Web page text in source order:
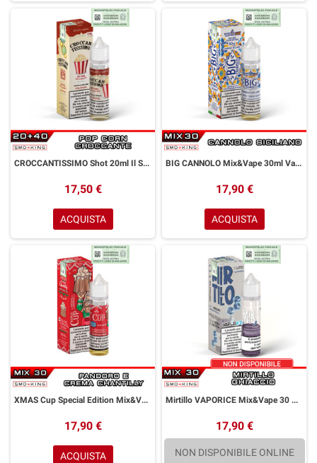
CROCCANTISSIMO Shot 20ml Il Santone ENJOYSVAPO Pop Corn Burro
17,50 €
ACQUISTA
BIG CANNOLO Mix&Vape 30ml Vaporart Cannolo Siciliano
17,90 €
ACQUISTA
XMAS Cup Special Edition Mix&Vape 30 ml Vaporart Pandoro Crema chantilly
17,90 €
ACQUISTA
Mirtillo VAPORICE Mix&Vape 30 ml Vaporart Mirtillo Ice
17,90 €
NON DISPONIBILE ONLINE